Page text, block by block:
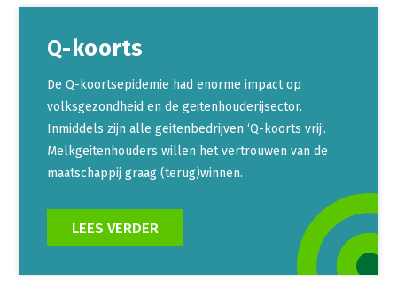
Q-koorts
De Q-koortsepidemie had enorme impact op
volksgezondheid en de geitenhouderijsector.
Inmiddels zijn alle geitenbedrijven ‘Q-koorts vrij’.
Melkgeitenhouders willen het vertrouwen van de
maatschappij graag (terug)winnen.
LEES VERDER